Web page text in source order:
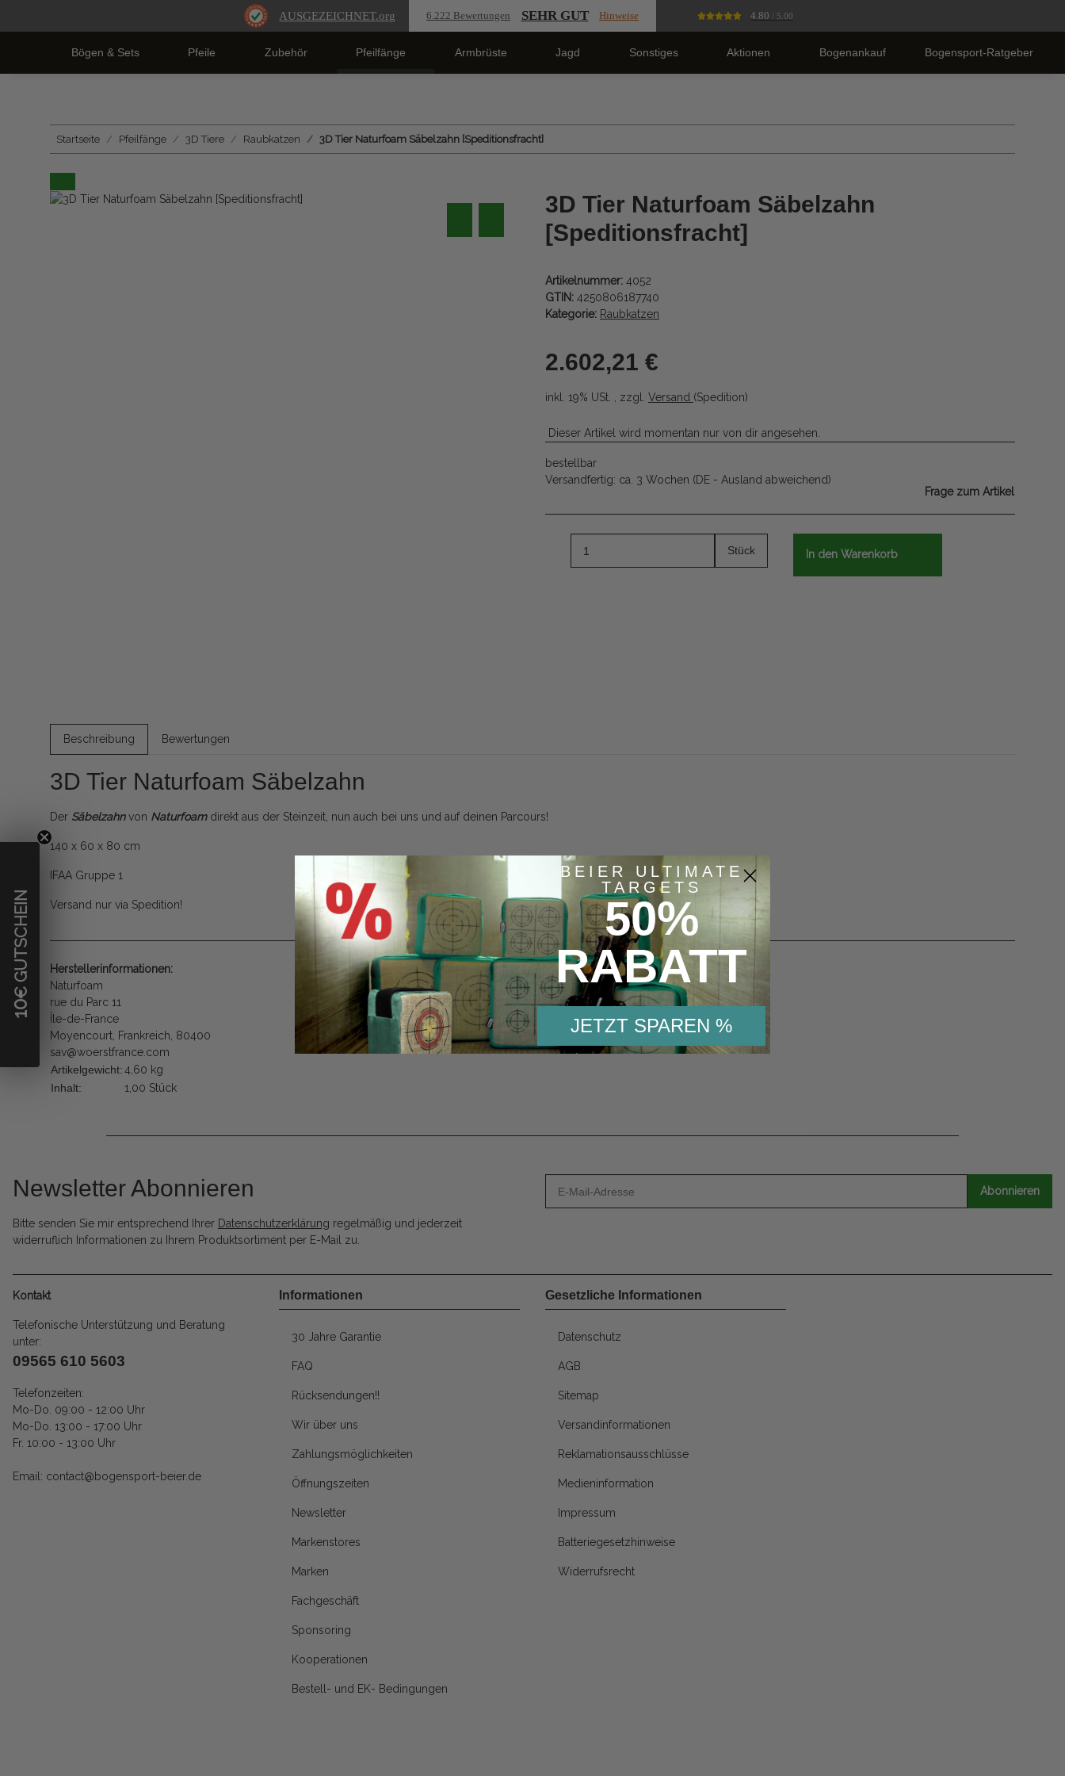
AUSGEZEICHNET.org 6.222 Bewertungen SEHR GUT Hinweise 4.80 / 5.00
Bögen & Sets Pfeile Zubehör Pfeilfänge Armbrüste Jagd Sonstiges Aktionen Bogenankauf Bogensport-Ratgeber
Startseite Pfeilfänge 3D Tiere Raubkatzen 3D Tier Naturfoam Säbelzahn [Speditionsfracht]
3D Tier Naturfoam Säbelzahn
[Speditionsfracht]
Artikelnummer: 4052
GTIN: 4250806187740
Kategorie: Raubkatzen
2.602,21 €
inkl. 19% USt. , zzgl. Versand (Spedition)
Dieser Artikel wird momentan nur von dir angesehen.
bestellbar
Versandfertig: ca. 3 Wochen (DE - Ausland abweichend)
Frage zum Artikel
Stück In den Warenkorb
Beschreibung Bewertungen
3D Tier Naturfoam Säbelzahn
Der Säbelzahn von Naturfoam direkt aus der Steinzeit, nun auch bei uns und auf deinen Parcours!
140 x 60 x 80 cm
IFAA Gruppe 1
Versand nur via Spedition!
Angaben zur Produktsicherheit
Herstellerinformationen:
Naturfoam
rue du Parc 11
Île-de-France
Moyencourt, Frankreich, 80400
sav@woerstfrance.com
Artikelgewicht:4,60 kg
Inhalt:
1,00 Stück
Newsletter Abonnieren
Bitte senden Sie mir entsprechend Ihrer Datenschutzerklärung regelmäßig und jederzeit
widerruflich Informationen zu Ihrem Produktsortiment per E-Mail zu.
Abonnieren
Kontakt
Telefonische Unterstützung und Beratung
unter:
09565 610 5603
Telefonzeiten:
Mo-Do. 09:00 - 12:00 Uhr
Mo-Do. 13:00 - 17:00 Uhr
Fr. 10:00 - 13:00 Uhr
Email: contact@bogensport-beier.de
Informationen
30 Jahre Garantie
FAQ
Rücksendungen!!
Wir über uns
Zahlungsmöglichkeiten
Öffnungszeiten
Newsletter
Markenstores
Marken
Fachgeschäft
Sponsoring
Kooperationen
Bestell- und EK- Bedingungen
Gesetzliche Informationen
Datenschutz
AGB
Sitemap
Versandinformationen
Reklamationsausschlüsse
Medieninformation
Impressum
Batteriegesetzhinweise
Widerrufsrecht
10
€ GUTSCHEIN
BEIER ULTIMATE
TARGETS
50%
RABATT
JETZT SPAREN %